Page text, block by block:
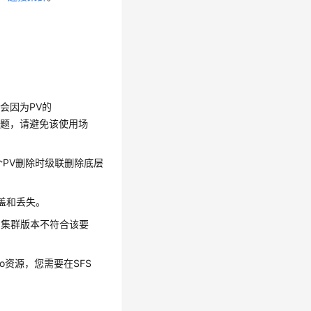
因为PV的
，请避免该使用场
删除时级联删除底层
丢失。
群版本不符合该要
源，您需要在SFS